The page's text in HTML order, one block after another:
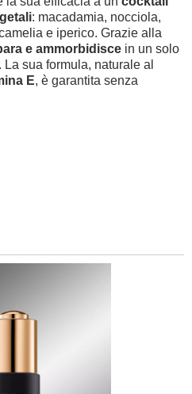
: macadamia, nocciola,
e iperico. Grazie alla
e ammorbidisce in un solo
. La sua formula, naturale al
E, è garantita senza